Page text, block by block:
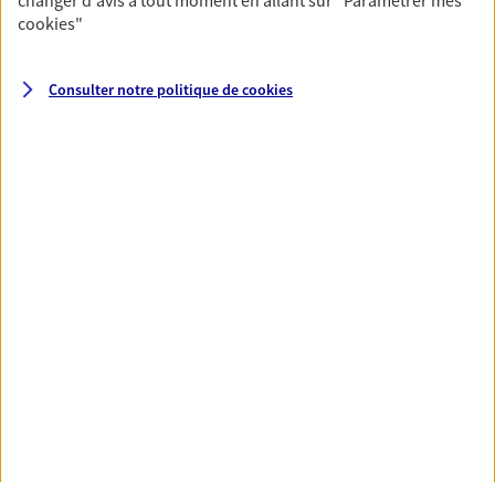
vous ressemble.
Prévoyance
cookies"
Consulter notre politique decookies